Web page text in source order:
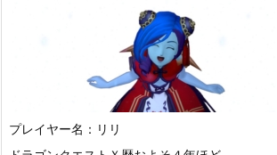
プレイヤー名：リリ